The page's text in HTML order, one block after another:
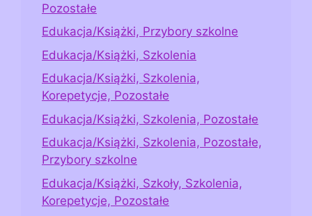
Pozostałe
Edukacja/Książki, Przybory szkolne
Edukacja/Książki, Szkolenia
Edukacja/Książki, Szkolenia,
Korepetycje, Pozostałe
Edukacja/Książki, Szkolenia, Pozostałe
Edukacja/Książki, Szkolenia, Pozostałe,
Przybory szkolne
Edukacja/Książki, Szkoły, Szkolenia,
Korepetycje, Pozostałe